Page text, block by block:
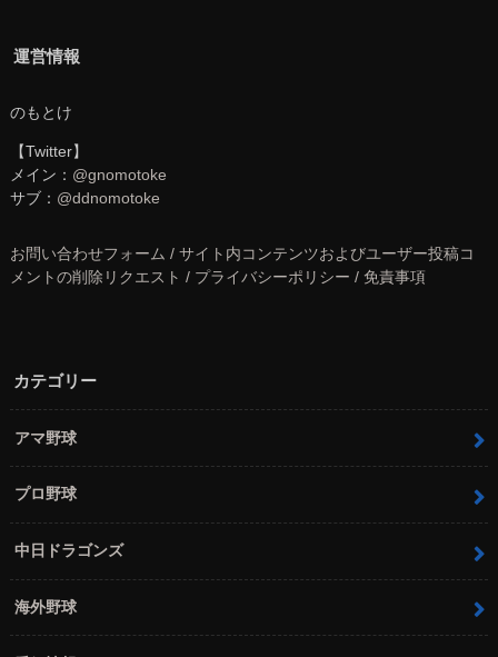
運営情報
のもとけ
【Twitter】
メイン： @gnomotoke
サブ： @ddnomotoke
お問い合わせフォーム / サイト内コンテンツおよびユーザー投稿コ
メントの削除リクエスト / プライバシーポリシー / 免責事項
カテゴリー
アマ野球
プロ野球
中日ドラゴンズ
海外野球